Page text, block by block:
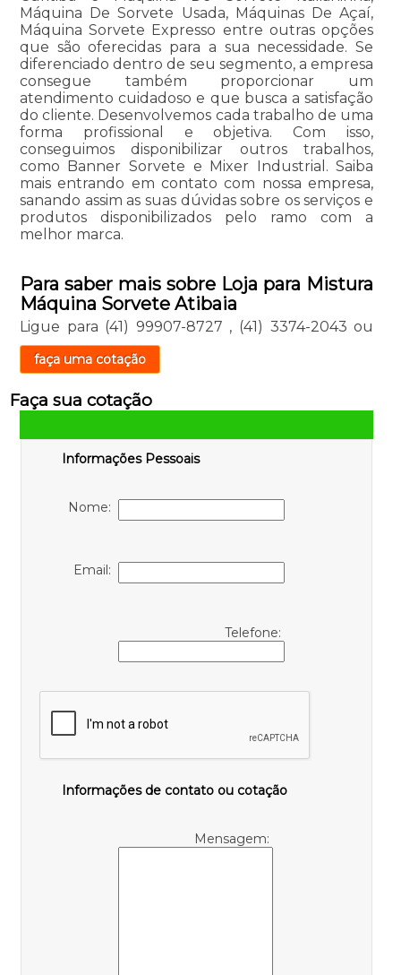
Máquina De Sorvete Usada, Máquinas De Açaí,
Máquina Sorvete Expresso entre outras opções
que são oferecidas para a sua necessidade. Se
diferenciado dentro de seu segmento, a empresa
consegue também proporcionar um
atendimento cuidadoso e que busca a satisfação
do cliente. Desenvolvemos cada trabalho de uma
forma profissional e objetiva. Com isso,
conseguimos disponibilizar outros trabalhos,
como Banner Sorvete e Mixer Industrial. Saiba
mais entrando em contato com nossa empresa,
sanando assim as suas dúvidas sobre os serviços e
produtos disponibilizados pelo ramo com a
melhor marca.
Para saber mais sobre Loja para Mistura
Máquina Sorvete Atibaia
Ligue para (41) 99907-8727 , (41) 3374-2043 ou
faça uma cotação
Faça sua cotação
Informações Pessoais
Nome:
Email:
Telefone:
Informações de contato ou cotação
Mensagem: